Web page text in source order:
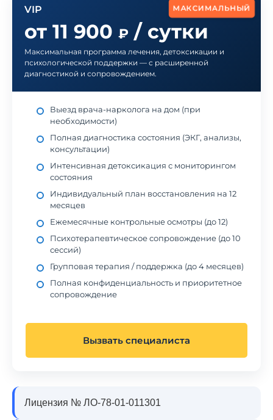
МАКСИМАЛЬНЫЙ
VIP
от 11 900 ₽ / сутки
Максимальная программа лечения, детоксикации и
психологической поддержки — с расширенной
диагностикой и сопровождением.
Выезд врача-нарколога на дом (при
необходимости)
Полная диагностика состояния (ЭКГ, анализы,
консультации)
Интенсивная детоксикация с мониторингом
состояния
Индивидуальный план восстановления на 12
месяцев
Ежемесячные контрольные осмотры (до 12)
Психотерапевтическое сопровождение (до 10
сессий)
Групповая терапия / поддержка (до 4 месяцев)
Полная конфиденциальность и приоритетное
сопровождение
Вызвать специалиста
Лицензия № ЛО-78-01-011301